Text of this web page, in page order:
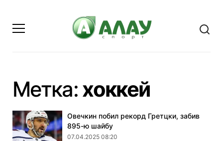
Метка: хоккей-
Овечкин побил рекорд Гретцки, забив
895-ю шайбу
07.04.2025 08:20